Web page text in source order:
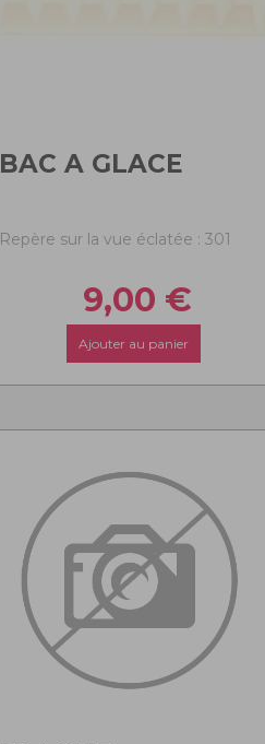
BAC A GLACE
Repère sur la vue éclatée : 301
9,00 €
Ajouter au panier